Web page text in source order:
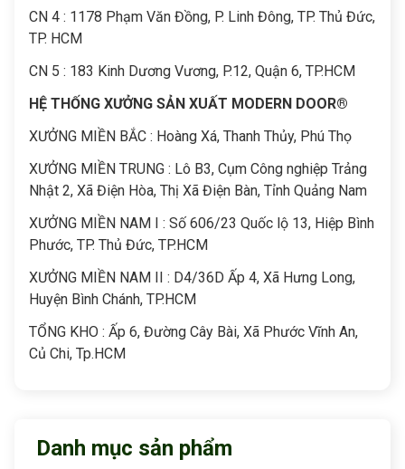
CN 4 : 1178 Phạm Văn Đồng, P. Linh Đông, TP. Thủ Đức,
TP. HCM
CN 5 : 183 Kinh Dương Vương, P.12, Quận 6, TP.HCM
HỆ THỐNG XƯỞNG SẢN XUẤT MODERN DOOR®
XƯỞNG MIỀN BẮC : Hoàng Xá, Thanh Thủy, Phú Thọ
XƯỞNG MIỀN TRUNG : Lô B3, Cụm Công nghiệp Trảng
Nhật 2, Xã Điện Hòa, Thị Xã Điện Bàn, Tỉnh Quảng Nam
XƯỞNG MIỀN NAM I : Số 606/23 Quốc lộ 13, Hiệp Bình
Phước, TP. Thủ Đức, TP.HCM
XƯỞNG MIỀN NAM II : D4/36D Ấp 4, Xã Hưng Long,
Huyện Bình Chánh, TP.HCM
TỔNG KHO : Ấp 6, Đường Cây Bài, Xã Phước Vĩnh An,
Củ Chi, Tp.HCM
Danh mục sản phẩm